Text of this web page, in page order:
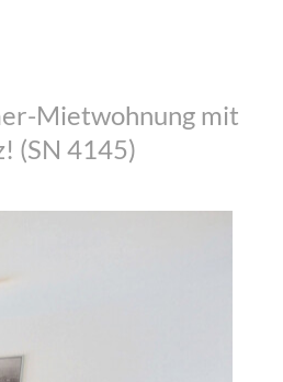
Mietwohnung mit
(SN 4145)